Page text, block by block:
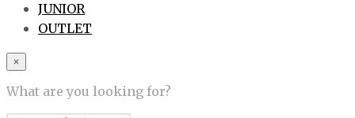
JUNIOR
OUTLET
×
What are you looking for?